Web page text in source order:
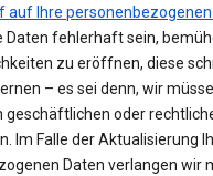
auf Ihre
Daten fehlerhaft sein,
zu eröffnen, diese
– es sei denn, wir
geschäftlichen oder
Im Falle der Aktualisierung
Daten verlangen wir